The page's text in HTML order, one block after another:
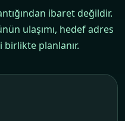
ibaret değildir.
ulaşımı, hedef adres
planlanır.